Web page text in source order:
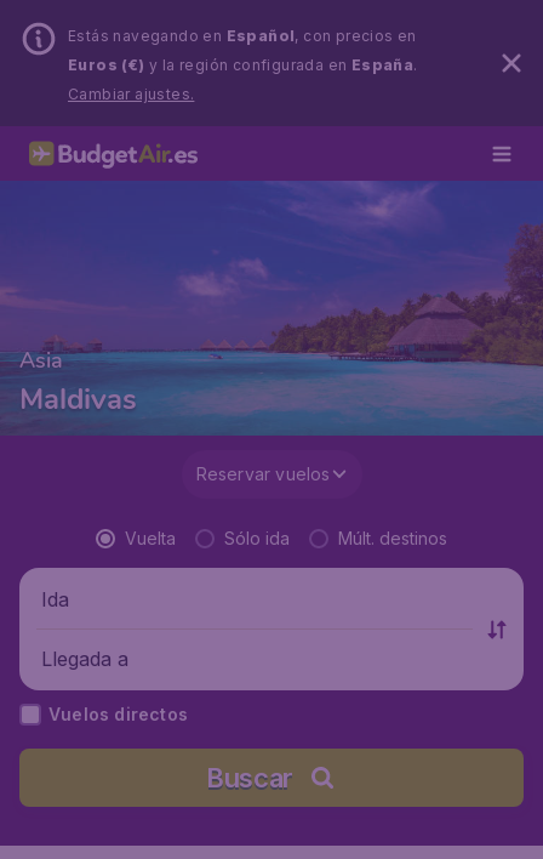
Estás navegando en Español, con precios en
Euros (€) y la región configurada en España.
Cambiar ajustes.
Asia
Maldivas
Reservar vuelos
Vuelta Sólo ida Múlt. destinos
Ida
Llegada a
Vuelos directos
Buscar